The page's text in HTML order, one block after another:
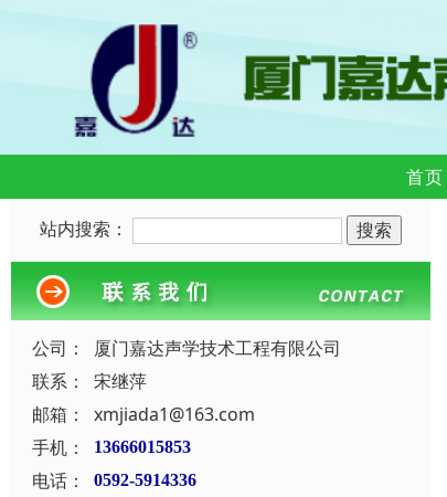
首页
站内搜索：
公司：
厦门嘉达声学技术工程有限公司
联系：
宋继萍
邮箱：
xmjiada1@163.com
手机：
13666015853
电话： 0592-5914336